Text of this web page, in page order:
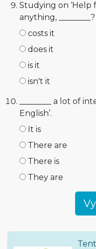
Studying on ‘Help
anything, ________?
costs it
does it
is it
isn't it
________ a lot of
English’.
It is
There are
There is
They are